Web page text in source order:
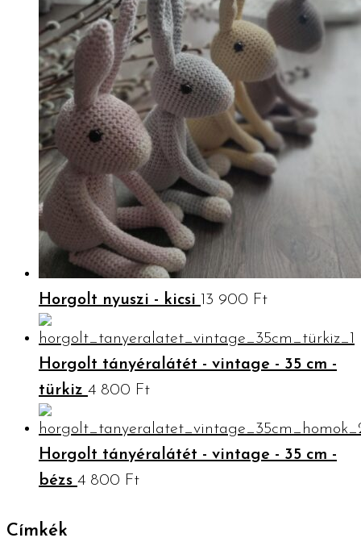
Horgolt nyuszi - kicsi 13 900 Ft
Horgolt tányéralátét - vintage - 35 cm -
türkiz 4 800 Ft
Horgolt tányéralátét - vintage - 35 cm -
bézs 4 800 Ft
Címkék